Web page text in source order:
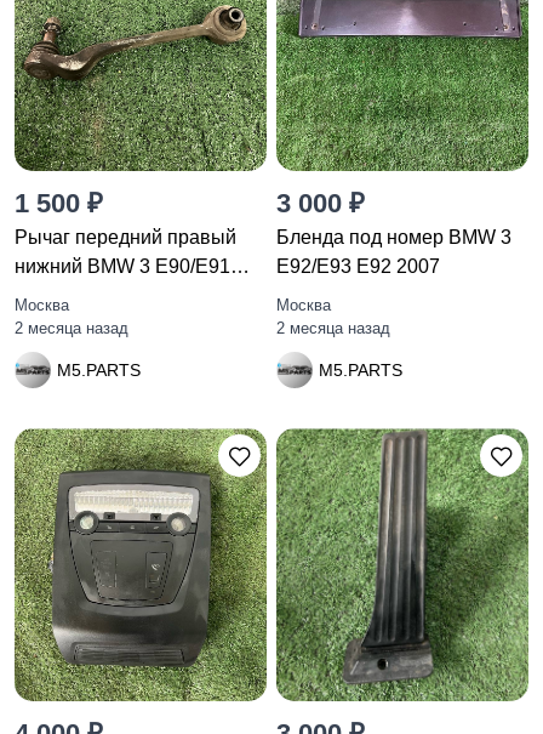
1 500 ₽
Рычаг передний правый
нижний BMW 3 E90/E91
рест.
Москва
2 месяца назад
M5.PARTS
3 000 ₽
Бленда под номер BMW 3
E92/E93 E92 2007
Москва
2 месяца назад
M5.PARTS